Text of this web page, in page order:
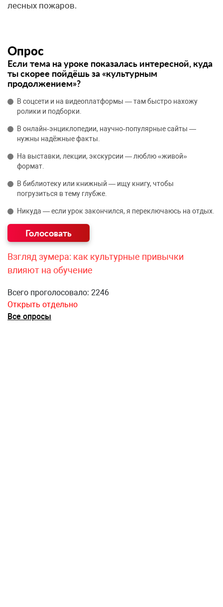
лесных пожаров.
Опрос
Если тема на уроке показалась интересной, куда
ты скорее пойдёшь за «культурным
продолжением»?
В соцсети и на видеоплатформы — там быстро нахожу
ролики и подборки.
В онлайн‑энциклопедии, научно‑популярные сайты —
нужны надёжные факты.
На выставки, лекции, экскурсии — люблю «живой»
формат.
В библиотеку или книжный — ищу книгу, чтобы
погрузиться в тему глубже.
Никуда — если урок закончился, я переключаюсь на отдых.
Взгляд зумера: как культурные привычки
влияют на обучение
Всего проголосовало: 2246
Открыть отдельно
Все опросы